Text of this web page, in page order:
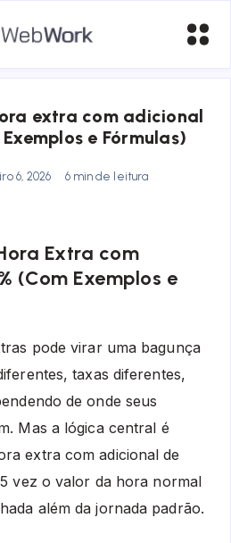
extra com adicional
e Fórmulas)
6, 2026 6 min de leitura
Extra com
(Com Exemplos e
pode virar uma bagunça
taxas diferentes,
de onde seus
Mas a lógica central é
extra com adicional de
vez o valor da hora normal
além da jornada padrão.